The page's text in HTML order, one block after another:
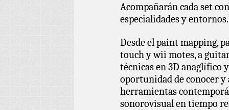
Acompañarán cada set
especialidades y entornos.
Desde el paint mapping,
touch y wii motes, a
técnicas en 3D anaglífico
oportunidad de conocer y
herramientas
sonorovisual en tiempo